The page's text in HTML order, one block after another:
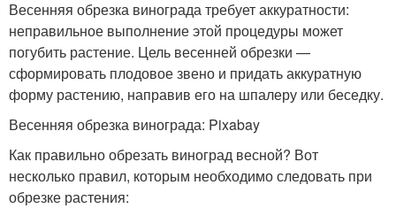
Весенняя обрезка винограда требует аккуратности:
неправильное выполнение этой процедуры может
погубить растение. Цель весенней обрезки —
сформировать плодовое звено и придать аккуратную
форму растению, направив его на шпалеру или беседку.
Весенняя обрезка винограда: Pixabay
Как правильно обрезать виноград весной? Вот
несколько правил, которым необходимо следовать при
обрезке растения: